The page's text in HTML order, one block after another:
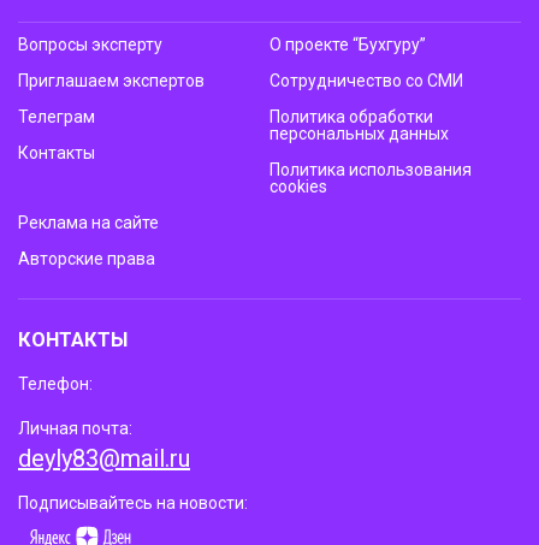
Вопросы эксперту
Приглашаем экспертов
Телеграм
Контакты
О проекте “Бухгуру”
Сотрудничество со СМИ
Политика обработки
персональных данных
Политика использования
cookies
Реклама на сайте
Авторские права
КОНТАКТЫ
Телефон:
Личная почта:
deyly83@mail.ru
Подписывайтесь на новости: